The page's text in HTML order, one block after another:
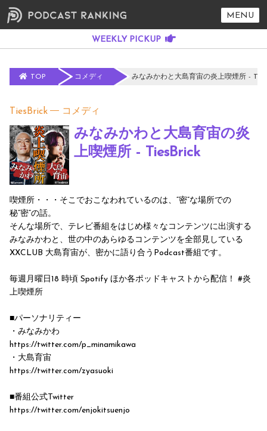
MENU
TOP コメディ みなみかわと大島育宙の炎上喫煙所 -
TiesBrick コメディ
みなみかわと大島育宙の炎
上喫煙所 - TiesBrick
喫煙所・・・そこでおこなわれているのは、“密”な場所での
秘“密”の話。
そんな場所で、テレビ番組をはじめ様々なコンテンツに出演する
みなみかわと、世の中のあらゆるコンテンツを全部見している
XXCLUB 大島育宙が、密かに語り合うPodcast番組です。
毎週月曜日18 時頃 Spotify ほか各ポッドキャストから配信！ #炎
上喫煙所
■パーソナリティー
・みなみかわ
https://twitter.com/p_minamikawa
・大島育宙
https://twitter.com/zyasuoki
■番組公式Twitter
https://twitter.com/enjokitsuenjo